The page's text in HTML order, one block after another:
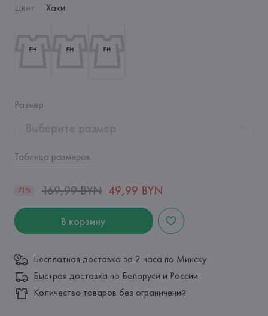
Цвет: Хаки
Размер:
Выберите размер
Таблица размеров
71% 169,99 BYN 49,99 BYN
В корзину
Бесплатная доставка за 2 часа по Минску
Быстрая доставка по Беларуси и России
Количество товаров без ограничений